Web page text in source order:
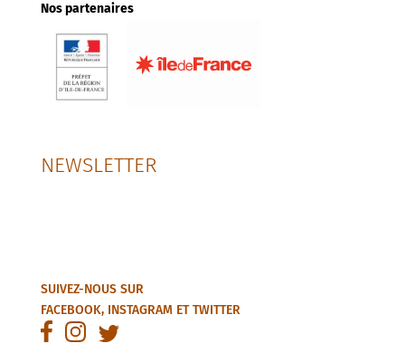
Nos partenaires
NEWSLETTER
SUIVEZ-NOUS SUR
FACEBOOK, INSTAGRAMETTWITTER